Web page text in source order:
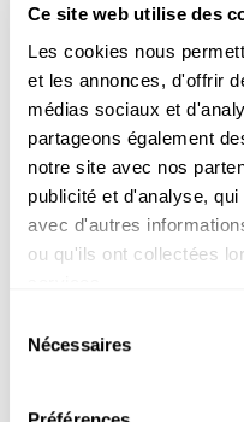
Ce site web utilise des
Les cookies nous
et les annonces, d'offrir
médias sociaux et
partageons également
notre site avec nos
publicité et d'analyse,
avec d'autres
ou qu'ils ont collectées
Nécessaires
indépendants
Cultes
Enseignement
Médical